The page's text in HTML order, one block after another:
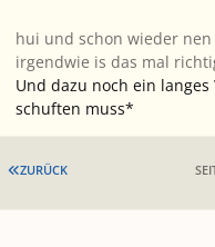
hui und schon wieder
irgendwie is das mal
Und dazu noch ein
schuften muss*
ERSTE SEITE
ZURÜCK